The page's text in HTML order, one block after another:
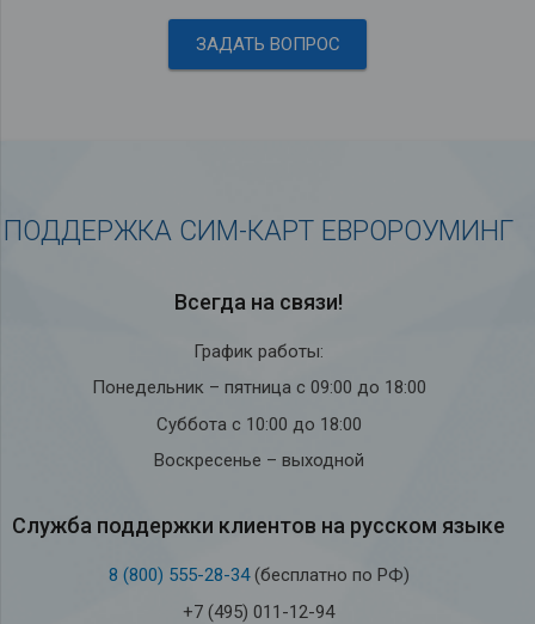
ЗАДАТЬ ВОПРОС
ПОДДЕРЖКА СИМ-КАРТ ЕВРОРОУМИНГ
Всегда на связи!
График работы:
Понедельник – пятница с 09:00 до 18:00
Суббота с 10:00 до 18:00
Воскресенье – выходной
Служба под­держки кли­ен­тов на рус­ском языке
8 (800) 555-28-34(бесплатно по РФ)
+7 (495) 011-12-94